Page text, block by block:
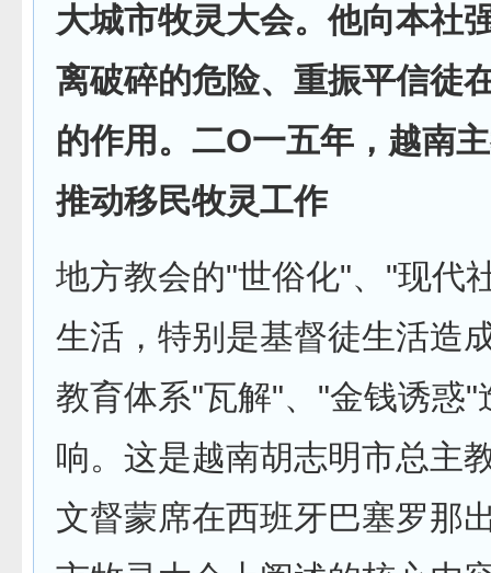
大城市牧灵大会。他向本社
离破碎的危险、重振平信徒
的作用。二O一五年，越南
推动移民牧灵工作
地方教会的"世俗化"、"现代
生活，特别是基督徒生活造
教育体系"瓦解"、"金钱诱惑"
响。这是越南胡志明市总主
文督蒙席在西班牙巴塞罗那